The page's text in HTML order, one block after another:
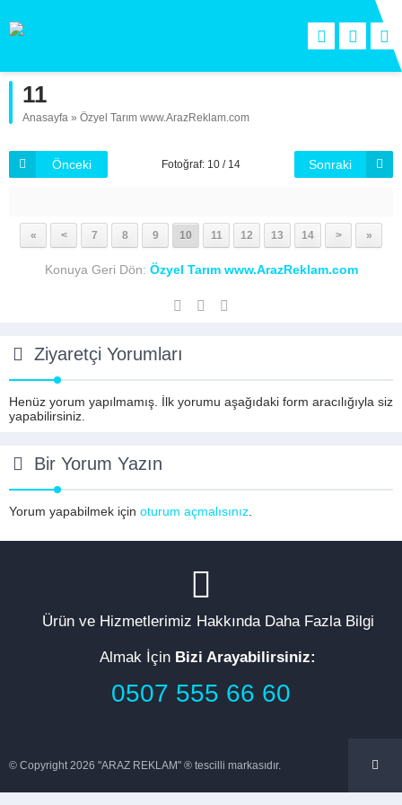
11
Anasayfa » Özyel Tarım www.ArazReklam.com
Önceki Fotoğraf: 10 / 14 Sonraki
« < 7 8 9 10 11 12 13 14 > »
Konuya Geri Dön: Özyel Tarım www.ArazReklam.com
Ziyaretçi Yorumları
Henüz yorum yapılmamış. İlk yorumu aşağıdaki form aracılığıyla siz
yapabilirsiniz.
Bir Yorum Yazın
Yorum yapabilmek için oturum açmalısınız
Ürün ve Hizmetlerimiz Hakkında Daha Fazla Bilgi
Almak İçin Bizi Arayabilirsiniz:
0507 555 66 60
© Copyright 2026 "ARAZ REKLAM" ® tescilli markasıdır.